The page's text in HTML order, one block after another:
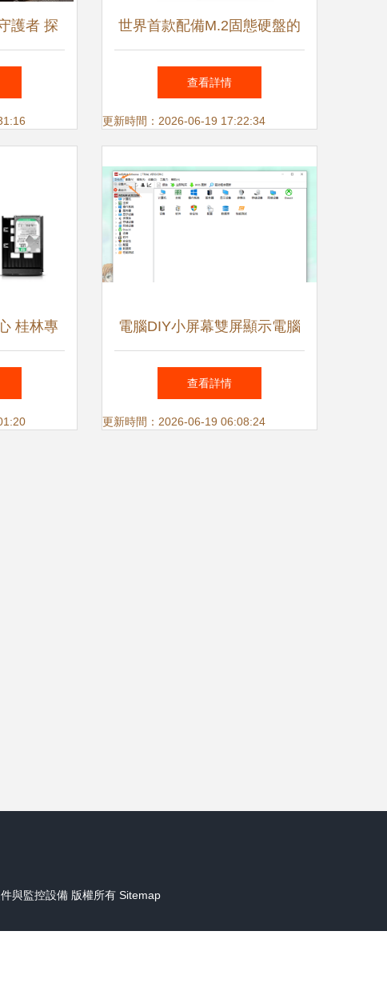
護者 探
根源與
世界首款配備M.2固態硬盤的
樹莓派Pi 5工業計算機發布 引
領邊緣計算與監控設備新紀元
查看詳情
更新時間：2026-06-19 17:22:34
桂林專
硬件與
電腦DIY小屏幕雙屏顯示電腦
硬件資源監控
查看詳情
更新時間：2026-06-19 06:08:24
與監控設備 版權所有 Sitemap